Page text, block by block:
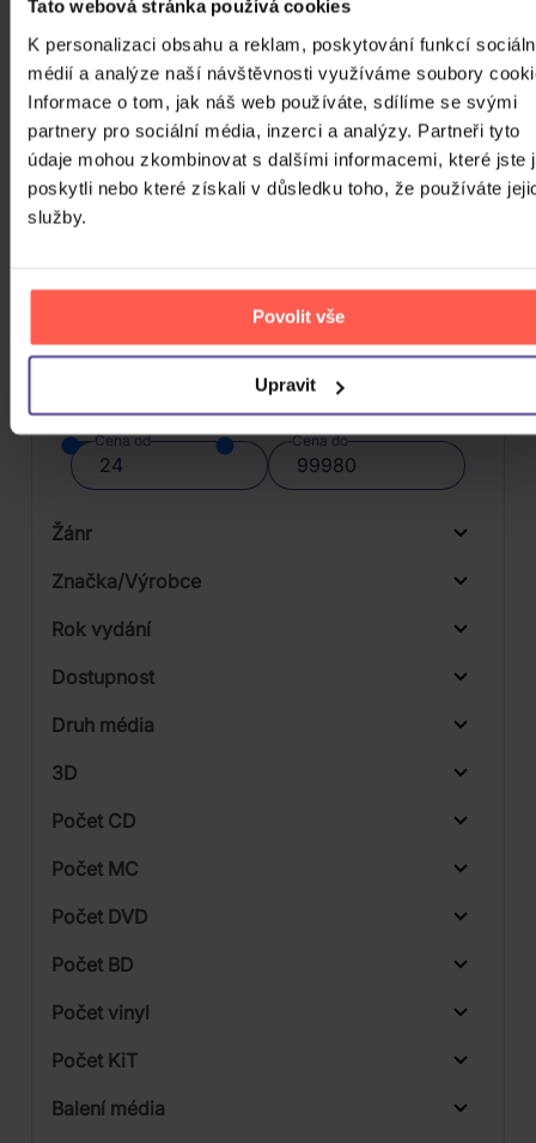
Tato webová stránka používá cookies
K personalizaci obsahu a reklam, poskytování funkcí
médií a analýze naší návštěvnosti využíváme soubory
Informace o tom, jak náš web používáte, sdílíme se svými
partnery pro sociální média, inzerci a analýzy. Partneři tyto
údaje mohou zkombinovat s dalšími informacemi, které jste
poskytli nebo které získali v důsledku toho, že používáte
služby.
Povolit vše
Upravit
CD
Skladem 389 Kč
DO KOŠÍKU
24 Kč 99980 Kč
Cena od Cena do
Žánr
Značka/Výrobce
Rok vydání
Od
Dostupnost
Druh média
3D
Počet CD
Počet MC
Počet DVD
Počet BD
Počet vinyl
Počet KiT
Balení média